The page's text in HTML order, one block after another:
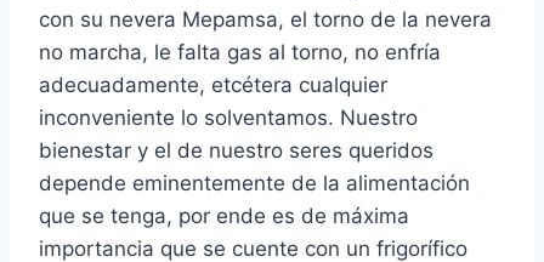
con su nevera Mepamsa, el torno de la nevera
no marcha, le falta gas al torno, no enfría
adecuadamente, etcétera cualquier
inconveniente lo solventamos. Nuestro
bienestar y el de nuestro seres queridos
depende eminentemente de la alimentación
que se tenga, por ende es de máxima
importancia que se cuente con un frigorífico